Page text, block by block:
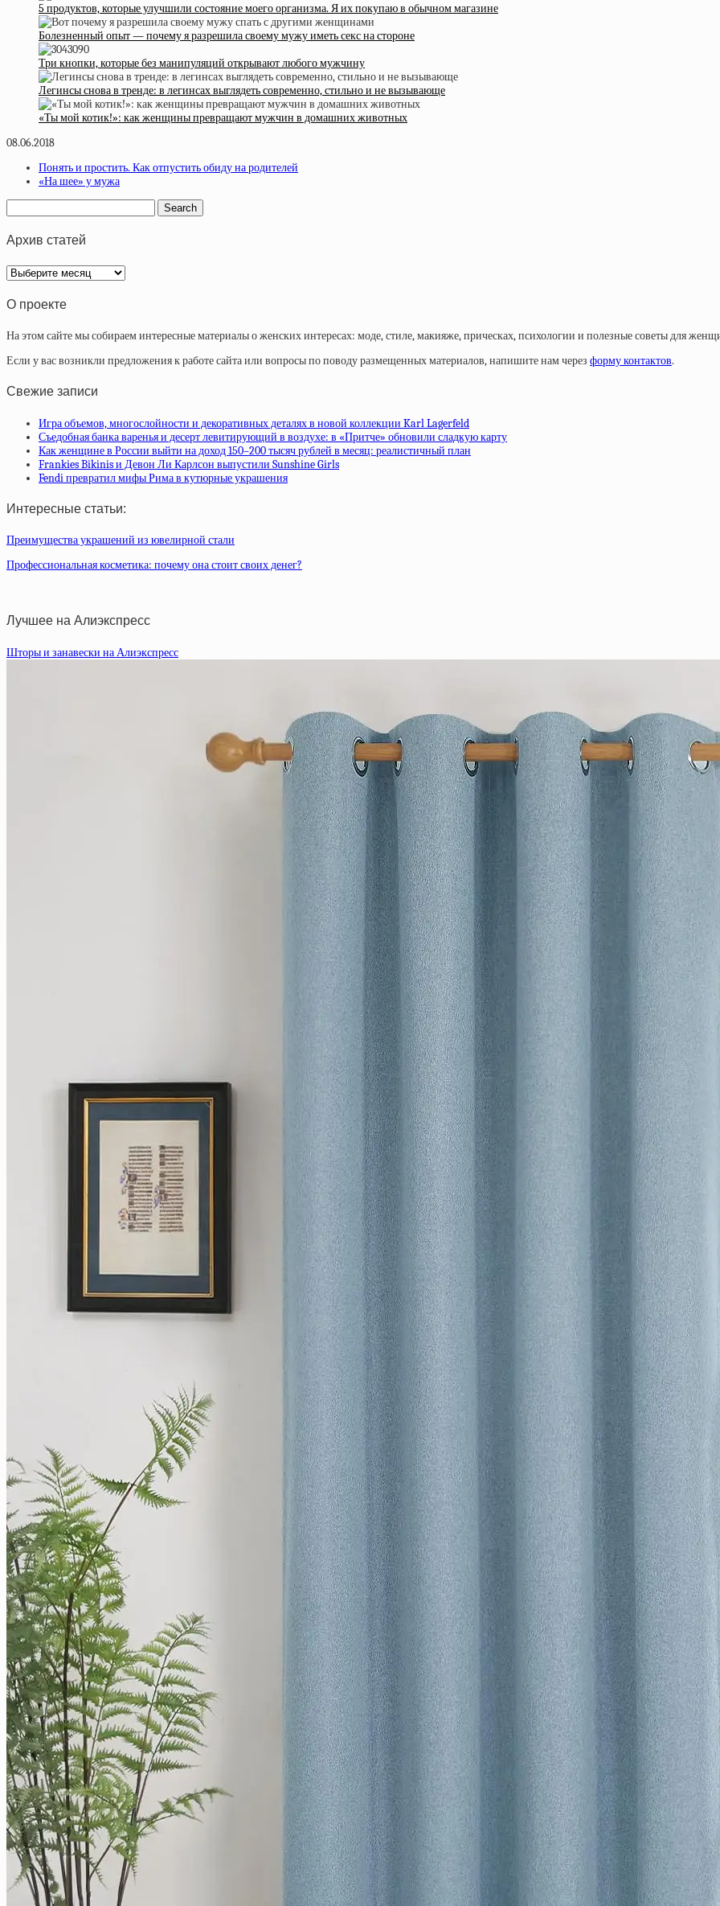
5 продуктов, которые улучшили состояние моего организма. Я их покупаю в обычном магазине
Болезненный опыт — почему я разрешила своему мужу иметь секс на стороне
Три кнопки, которые без манипуляций открывают любого мужчину
Легинсы снова в тренде: в легинсах выглядеть современно, стильно и не вызывающе
«Ты мой котик!»: как женщины превращают мужчин в домашних животных
08.06.2018
Понять и простить. Как отпустить обиду на родителей
«На шее» у мужа
Архив статей
Архив
статей
О проекте
На этом сайте мы собираем интересные материалы о женских интересах: моде, стиле, макияже, прическах, психологии и полезные советы для
Если у вас возникли предложения к работе сайта или вопросы по поводу размещенных материалов, напишите нам через форму контактов.
Свежие записи
Игра объемов, многослойности и декоративных деталях в новой коллекции Karl Lagerfeld
Съедобная банка варенья и десерт левитирующий в воздухе: в «Притче» обновили сладкую карту
Как женщине в России выйти на доход 150–200 тысяч рублей в месяц: реалистичный план
Frankies Bikinis и Девон Ли Карлсон выпустили Sunshine Girls
Fendi превратил мифы Рима в кутюрные украшения
Интересные статьи:
Преимущества украшений из ювелирной стали
Профессиональная косметика: почему она стоит своих денег?
Лучшее на Алиэкспресс
Шторы и занавески на Алиэкспресс